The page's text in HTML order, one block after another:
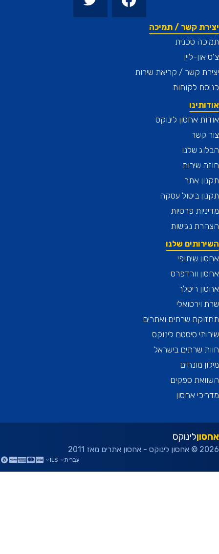
קשר / תמיכה
טכנית
ליין
קשר / קריאת שירות
לקוחות
אחסון לינוקס
קשר
שלנו
שירות
אתר
ביטול עסקה
פרטיות
נגישות
שלנו
שיתופי
וורדפרס
ריסלר
שרתים ואתרים
סיסטם לינוקס
שרתים בישראל
מונחים
ספקים
אחסון
לינוקס
מאז 2011
עברית ILS